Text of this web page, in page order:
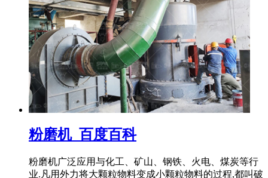
粉磨机_百度百科
粉磨机广泛应用与化工、矿山、钢铁、火电、煤炭等行
业.凡用外力将大颗粒物料变成小颗粒物料的过程,都叫破